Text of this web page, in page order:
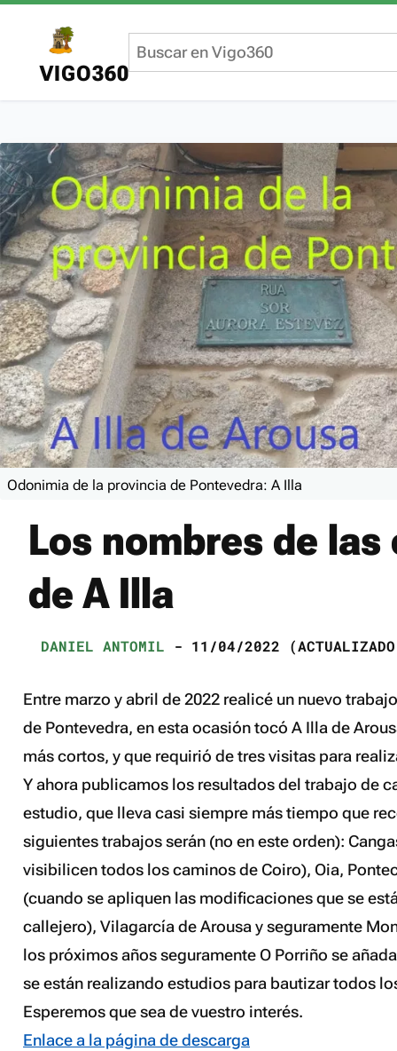
VIGO360
Odonimia de la provincia de Pontevedra: A Illa
Los nombres de las
de A Illa
DANIEL ANTOMIL - 11/04/2022
Entre marzo y abril de 2022 realicé un nuevo
de Pontevedra, en esta ocasión tocó A Illa de
más cortos, y que requirió de tres visitas para
Y ahora publicamos los resultados del trabajo de
estudio, que lleva casi siempre más tiempo que
siguientes trabajos serán (no en este orden):
visibilicen todos los caminos de Coiro), Oia,
(cuando se apliquen las modificaciones que se
callejero), Vilagarcía de Arousa y seguramente
los próximos años seguramente O Porriño se
se están realizando estudios para bautizar todos
Esperemos que sea de vuestro interés.
Enlace a la página de descarga